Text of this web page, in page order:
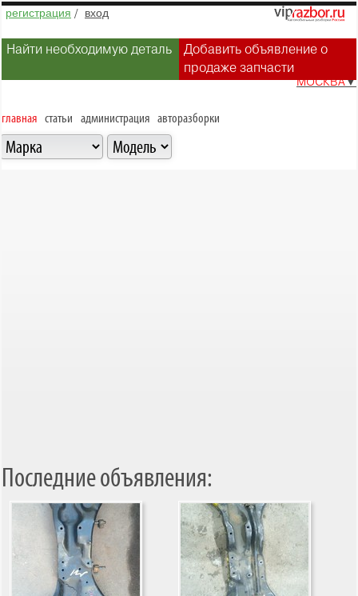
регистрация / вход
Найти необходимую деталь
Добавить объявление о
продаже запчасти
МОСКВА▼
главная статьи администрация авторазборки
Последние объявления: